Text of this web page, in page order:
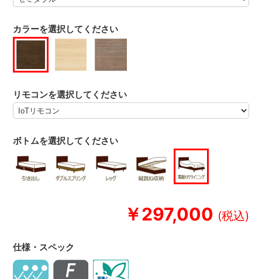
￥297,000
カラーを選択してください
リモコンを選択してください
ボトムを選択してください
仕様・スペック